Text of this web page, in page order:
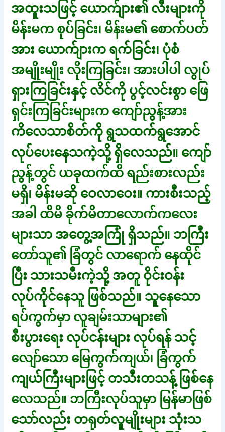
အထူးသဖြင့် ယောက်ျား၏ လီးများကို
မိန်းမက စုပ်ခြင်း၊ မိန်းမ၏ စောက်ပတ်
အား ယောက်ျားက ရက်ခြင်း၊ ပုံစံ
အမျိုးမျိုး လိုးကြခြင်း၊ အားပါပါ လွုပ်
ရှားကြခြင်းနှင့် လိင်ကို ပွင့်လင်းစွာ ဖြေ
ရှင်းကြခြင်းများက ကျော်ညွန့်အား
ကိလေသာစိတ်ကို ရွသထက်ရွအောင်
လုပ်ပေးနေသကဲ့သို့ ရှိလေသည်။ ကျော်
ညွန့်တွင် ယခုထက်ထိ ရည်းစားလည်း
မရှိ၊ မိန်းမဆို ဝေလာဝေး။ ကားစီးသည့်
အခါ ထိမိ ခိုက်မိတာလောက်ကလေး
များသာ အတွေ့အကြုံ ရှိသည်။ ဘကြီး
တော်သူ၏ ခြံတွင် လာရောက် နေထိုင်
ပြီး သားသမီးကဲ့သို့ အတူ ဝိုင်းဝန်း
လုပ်ကိုင်နေသူ ဖြစ်သည်။ သူနေသော
ရပ်ကွက်မှာ လူချမ်းသာများ၏
စီးပွားရေး လုပ်ငန်းများ လုပ်ရန် သင့်
လျော်သော မြေကွက်ကျယ်၊ ခြံကွက်
ကျယ်ကြီးများဖြင့် တသီးတသန့် ဖြစ်နေ
လေသည်။ ဘကြီးလုပ်သူမှာ မြန်မာဖြစ်
သော်လည်း တရုတ်လူမျိုးများ သုံးသ